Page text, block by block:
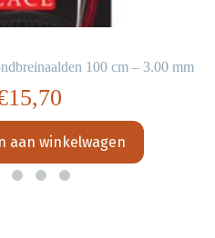
100 cm – 3.00 mm
15,70
aan winkelwagen